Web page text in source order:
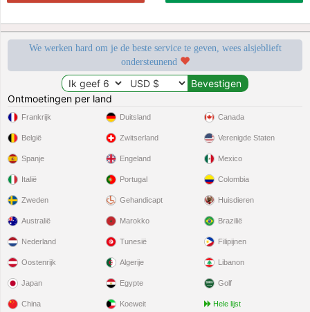
We werken hard om je de beste service te geven, wees alsjeblieft
ondersteunend
Ontmoetingen per land
Frankrijk
België
Spanje
Italië
Zweden
Duitsland
Zwitserland
Engeland
Portugal
Gehandicapt
Canada
Verenigde Staten
Mexico
Colombia
Huisdieren
Australië
Nederland
Oostenrijk
Japan
China
Marokko
Tunesië
Algerije
Egypte
Koeweit
Brazilië
Filipijnen
Libanon
Golf
Hele lijst